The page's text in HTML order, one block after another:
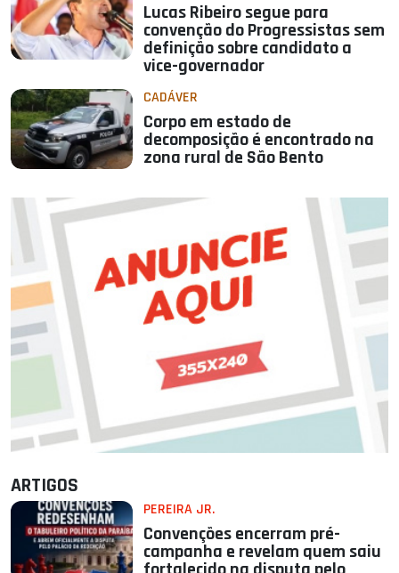
Lucas Ribeiro segue para
convenção do Progressistas sem
definição sobre candidato a
vice-governador
CADÁVER
Corpo em estado de
decomposição é encontrado na
zona rural de São Bento
ARTIGOS
PEREIRA JR.
Convenções encerram pré-
campanha e revelam quem saiu